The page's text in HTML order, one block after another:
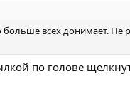
всех донимает.
по голове